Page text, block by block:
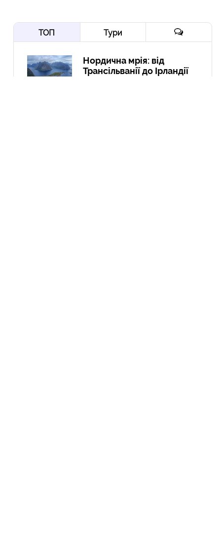
ТОП Тури
Нордична мрія: від
Трансільванії до Ірландії